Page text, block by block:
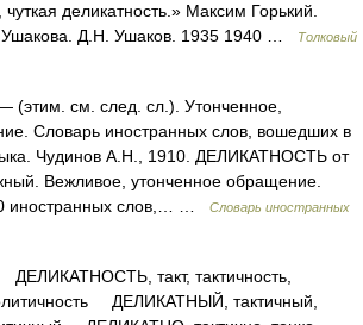
деликатность.» Максим Горький.
Ушакова. Д.Н. Ушаков. 1935 1940 …
Толковый
(этим. см. след. сл.). Утонченное,
Словарь иностранных слов, вошедших в
Чудинов А.Н., 1910. ДЕЛИКАТНОСТЬ от
Вежливое, утонченное обращение.
иностранных слов,… …
Словарь иностранных
такт, тактичность,
ДЕЛИКАТНЫЙ, тактичный,